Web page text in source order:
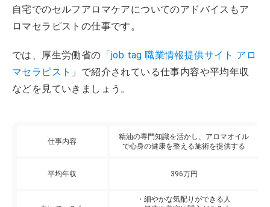
自宅でのセルフアロマケアについてのアドバイスもア
ロマセラピストの仕事です。
では、厚生労働省の「job tag 職業情報提供サイト アロ
マセラピスト 」で紹介されている仕事内容や平均年収
などを見ていきましょう。
仕事内容
精油の専門知識を活かし、アロマオイル
で心身の健康を整える施術を提供する
平均年収 396万円
・細やかな気配りができる人